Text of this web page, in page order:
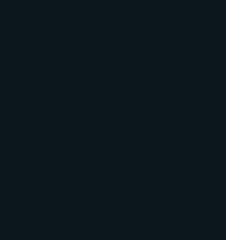
naar zee varen langs het
Schelde en vice versa,
en formaliteiten der
en uitgaande regten, bij
gedurende het bevaren
het plaatsen van
welke echter niet meer